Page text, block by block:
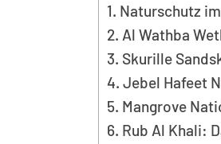
Naturschutz
Al Wathba
Skurille
Jebel Hafeet
Mangrove
Rub Al Khali: